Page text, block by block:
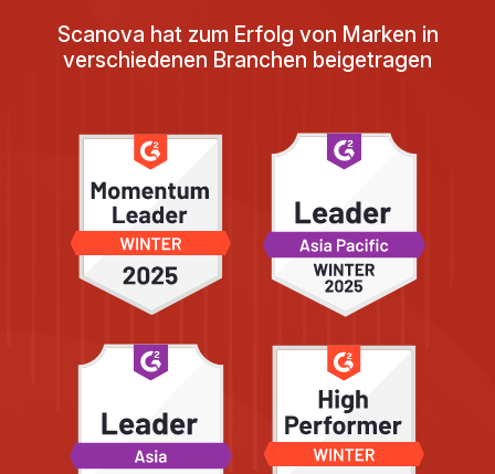
Scanova hat zum Erfolg von Marken in
verschiedenen Branchen beigetragen